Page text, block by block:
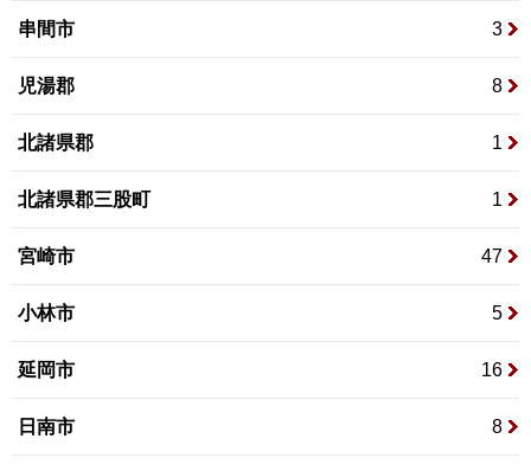
串間市 3
児湯郡 8
北諸県郡 1
北諸県郡三股町 1
宮崎市 47
小林市 5
延岡市 16
日南市 8